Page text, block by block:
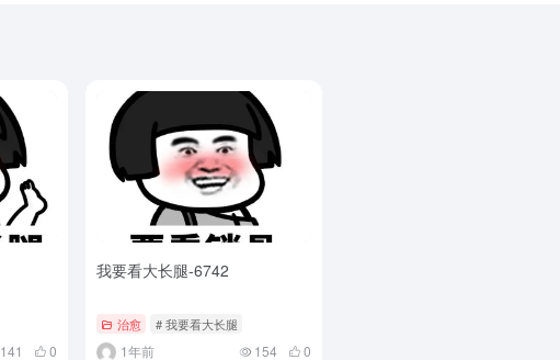
141 0
我要看大长腿-6742
治愈 # 我要看大长腿
1年前 154 0